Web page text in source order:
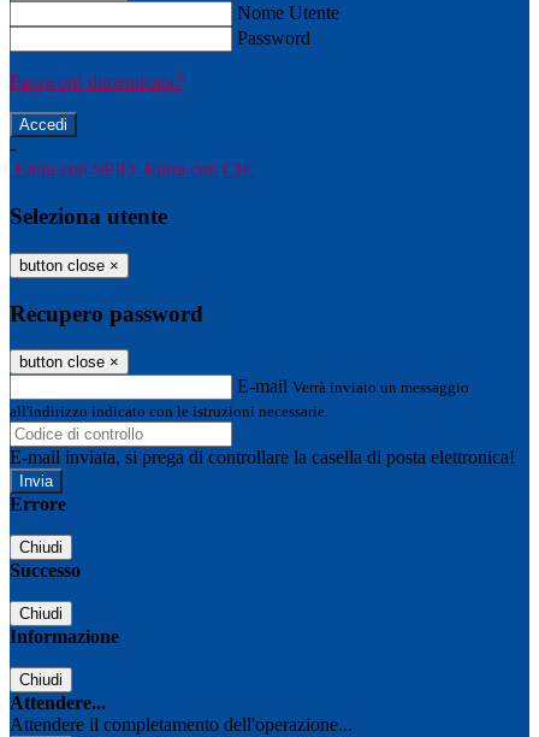
Nome Utente
Password
Password dimenticata?
-
Entra con SPID Entra con CIE
Seleziona utente
button close ×
Recupero password
button close ×
E-mail Verrà inviato un messaggio
all'indirizzo indicato con le istruzioni necessarie.
E-mail inviata, si prega di controllare la casella di posta elettronica!
Errore
Chiudi
Successo
Chiudi
Informazione
Chiudi
Attendere...
Attendere il completamento dell'operazione...